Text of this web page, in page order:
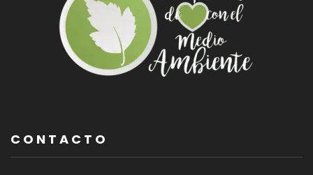
CONTACTO